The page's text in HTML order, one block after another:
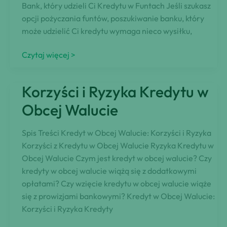
Bank, który udzieli Ci Kredytu w Funtach Jeśli szukasz
opcji pożyczania funtów, poszukiwanie banku, który
może udzielić Ci kredytu wymaga nieco wysiłku,
Znajdź
Kredyt
w
Funtach
Czytaj więcej >
Korzyści i Ryzyka Kredytu w
Obcej Walucie
Spis Treści Kredyt w Obcej Walucie: Korzyści i Ryzyka
Korzyści z Kredytu w Obcej Walucie Ryzyka Kredytu w
Obcej Walucie Czym jest kredyt w obcej walucie? Czy
kredyty w obcej walucie wiążą się z dodatkowymi
opłatami? Czy wzięcie kredytu w obcej walucie wiąże
się z prowizjami bankowymi? Kredyt w Obcej Walucie:
Korzyści i Ryzyka Kredyty